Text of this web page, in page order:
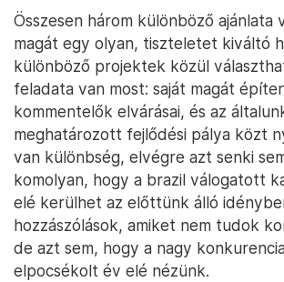
Összesen három különböző ajánlata
magát egy olyan, tiszteletet kiváltó
különböző projektek közül
feladata van most: saját magát
kommentelők elvárásai, és az
meghatározott fejlődési pálya közt
van különbség, elvégre azt senki
komolyan, hogy a brazil válogatott
elé kerülhet az előttünk álló
hozzászólások, amiket nem tudok
de azt sem, hogy a nagy
elpocsékolt év elé nézünk.